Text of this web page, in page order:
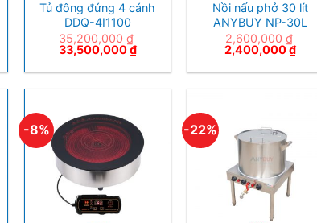
Tủ đông đứng 4 cánh
DDQ-4I1100
35,200,000₫
33,500,000₫
Nồi nấu phở 30 lít
ANYBUY NP-30L
2,600,000₫
2,400,000₫
-8% -22%